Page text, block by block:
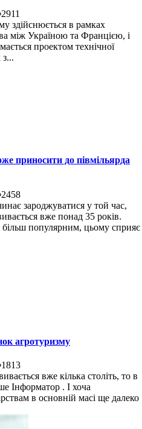
2911
здійснюється в рамках
між Україною та Францією, і
проектом технічної
приносити до півмільярда
2458
зароджуватися у той час,
вже понад 35 років.
популярним, цьому сприяє
агротуризму
1813
вже кілька століть, то в
Інформатор . І хоча
в основній масі ще далеко